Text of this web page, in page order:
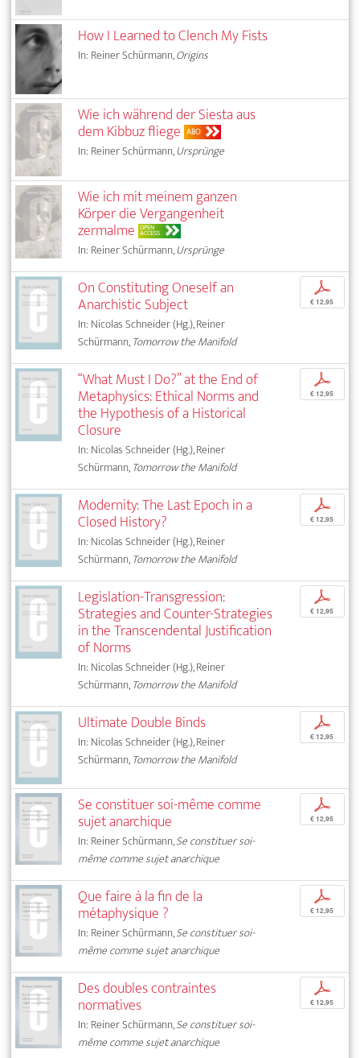
How I Learned to Clench My Fists
In: Reiner Schürmann,Origins
Wie ich während der Siesta aus
dem Kibbuz fliege ABO
In: Reiner Schürmann,Ursprünge
Wie ich mit meinem ganzen
Körper die Vergangenheit
zermalme OPEN
ACCESS
In: Reiner Schürmann,Ursprünge
On Constituting Oneself an
Anarchistic Subject
In: Nicolas Schneider (Hg.), Reiner
Schürmann,Tomorrow the Manifold
p
€ 12,95
“What Must I Do?” at the End of
Metaphysics: Ethical Norms and
the Hypothesis of a Historical
Closure
In: Nicolas Schneider (Hg.), Reiner
Schürmann,Tomorrow the Manifold
p
€ 12,95
Modernity: The Last Epoch in a
Closed History?
In: Nicolas Schneider (Hg.), Reiner
Schürmann,Tomorrow the Manifold
p
€ 12,95
Legislation-Transgression:
Strategies and Counter-Strategies
in the Transcendental Justification
of Norms
In: Nicolas Schneider (Hg.), Reiner
Schürmann,Tomorrow the Manifold
p
€ 12,95
Ultimate Double Binds
In: Nicolas Schneider (Hg.), Reiner
Schürmann,Tomorrow the Manifold
p
€ 12,95
Se constituer soi-même comme
sujet anarchique
In: Reiner Schürmann,Se constituer soi-
même comme sujet anarchique
p
€ 12,95
Que faire à la fin de la
métaphysique ?
In: Reiner Schürmann,Se constituer soi-
même comme sujet anarchique
p
€ 12,95
Des doubles contraintes
normatives
In: Reiner Schürmann,Se constituer soi-
même comme sujet anarchique
p
€ 12,95